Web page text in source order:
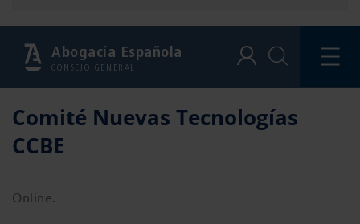
Abogacía Española
CONSEJO GENERAL
Comité Nuevas Tecnologías
CCBE
Online.